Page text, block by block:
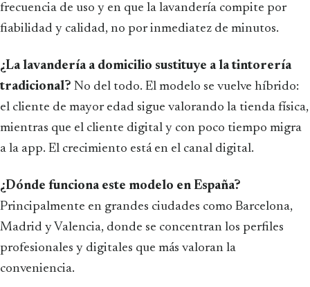
frecuencia de uso y en que la lavandería compite por
fiabilidad y calidad, no por inmediatez de minutos.
¿La lavandería a domicilio sustituye a la tintorería
tradicional? No del todo. El modelo se vuelve híbrido:
el cliente de mayor edad sigue valorando la tienda física,
mientras que el cliente digital y con poco tiempo migra
a la app. El crecimiento está en el canal digital.
¿Dónde funciona este modelo en España?
Principalmente en grandes ciudades como Barcelona,
Madrid y Valencia, donde se concentran los perfiles
profesionales y digitales que más valoran la
conveniencia.